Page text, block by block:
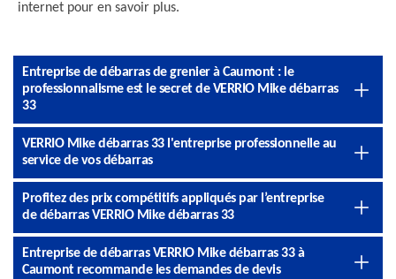
internet pour en savoir plus.
Entreprise de débarras de grenier à Caumont : le
professionnalisme est le secret de VERRIO Mike débarras
33
VERRIO Mike débarras 33 l'entreprise professionnelle au
service de vos débarras
Profitez des prix compétitifs appliqués par l’entreprise
de débarras VERRIO Mike débarras 33
Entreprise de débarras VERRIO Mike débarras 33 à
Caumont recommande les demandes de devis